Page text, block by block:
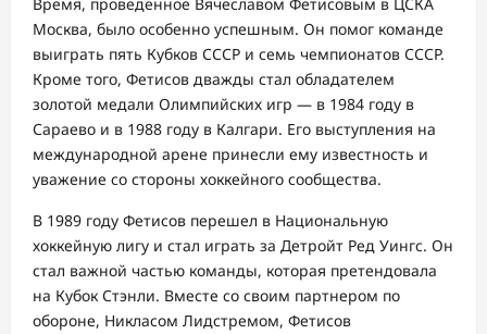
Москва, было особенно успешным. Он помог команде
выиграть пять Кубков СССР и семь чемпионатов СССР.
Кроме того, Фетисов дважды стал обладателем
золотой медали Олимпийских игр — в 1984 году в
Сараево и в 1988 году в Калгари. Его выступления на
международной арене принесли ему известность и
уважение со стороны хоккейного сообщества.
В 1989 году Фетисов перешел в Национальную
хоккейную лигу и стал играть за Детройт Ред Уингс. Он
стал важной частью команды, которая претендовала
на Кубок Стэнли. Вместе со своим партнером по
обороне, Никласом Лидстремом, Фетисов